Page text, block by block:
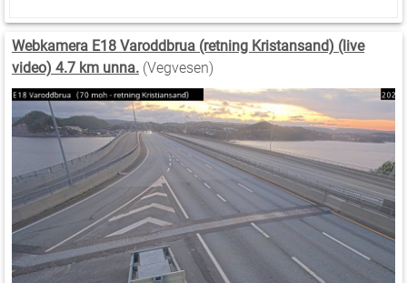
Webkamera E18 Varoddbrua (retning Kristansand) (live
video) 4.7 km unna. (Vegvesen)